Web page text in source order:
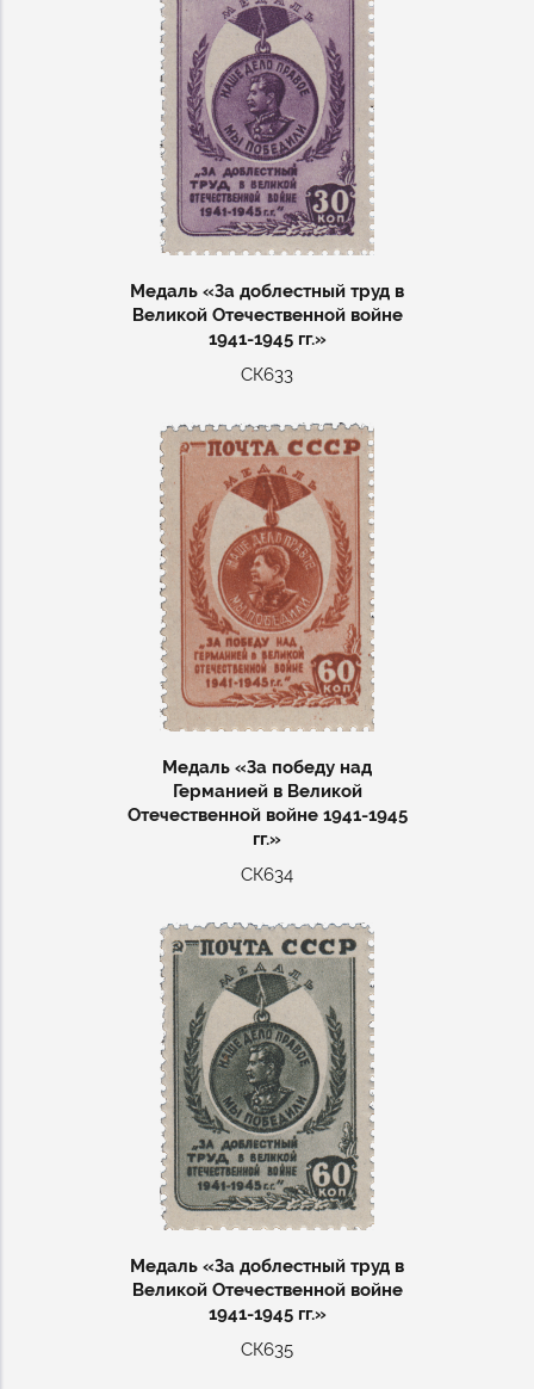
Медаль «За доблестный труд в
Великой Отечественной войне
1941-1945 гг.»
СК633
Медаль «За победу над
Германией в Великой
Отечественной войне 1941-1945
гг.»
СК634
Медаль «За доблестный труд в
Великой Отечественной войне
1941-1945 гг.»
СК635